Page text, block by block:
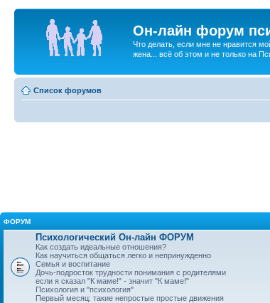
Он-лайн форум
Что делать, если мне не нравится
жена... всё об этом и не только на
Список форумов
ФОРУМ
Психологический Он-лайн ФОРУМ
Как создать идеальные отношения?
Как научиться общаться легко и непринужденно
Семья и воспитание
Дочь-подросток трудности понимания с родителями
если я сказал "К маме!" - значит "К маме!"
Психология и "психология"
Первый месяц: такие непростые простые движения